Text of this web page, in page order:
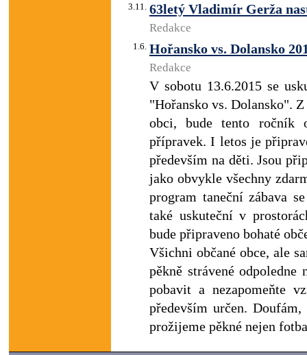
3.11. 63letý Vladimír Gerža
Redakce
1.6. Hořansko vs. Dolansko
Redakce
V sobotu 13.6.2015 se
"Hořansko vs. Dolansko".
obci, bude tento ročník
přípravek. I letos je
především na děti. Jsou
jako obvykle všechny
program taneční zábava
také uskuteční v
bude připraveno bohaté
Všichni občané obce, ale
pěkně strávené
pobavit a nezapomeňte
především určen.
prožijeme pěkné nejen